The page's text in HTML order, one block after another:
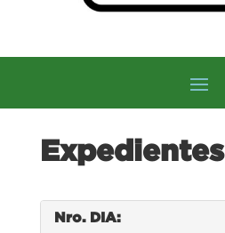
Expedientes
Nro. DIA: